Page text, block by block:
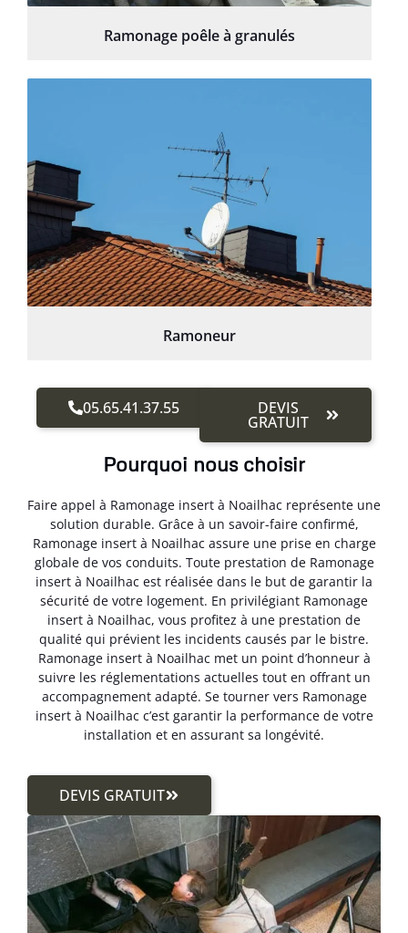
Ramonage poêle à granulés
Ramoneur
05.65.41.37.55 DEVIS
GRATUIT
Pourquoi nous choisir
Faire appel à Ramonage insert à Noailhac représente une
solution durable. Grâce à un savoir-faire confirmé,
Ramonage insert à Noailhac assure une prise en charge
globale de vos conduits. Toute prestation de Ramonage
insert à Noailhac est réalisée dans le but de garantir la
sécurité de votre logement. En privilégiant Ramonage
insert à Noailhac, vous profitez à une prestation de
qualité qui prévient les incidents causés par le bistre.
Ramonage insert à Noailhac met un point d’honneur à
suivre les réglementations actuelles tout en offrant un
accompagnement adapté. Se tourner vers Ramonage
insert à Noailhac c’est garantir la performance de votre
installation et en assurant sa longévité.
DEVIS GRATUIT